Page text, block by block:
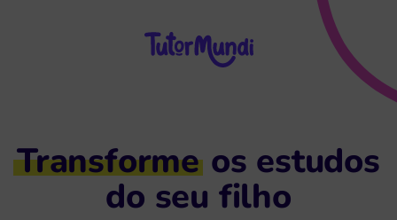
Transformeos estudos
do seu filho